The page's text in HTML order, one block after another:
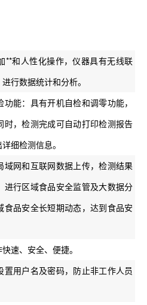
**和人性化操作，仪器具有无线联
行数据统计和分析。
能：具有开机自检和调零功能，
时，检测完成可自动打印检测报告
细检测信息。
域网和互联网数据上传，检测结果
进行区域食品安全监管及大数据分
品安全长短期动态，达到食品安
速、安全、便捷。
用户名及密码，防止非工作人员